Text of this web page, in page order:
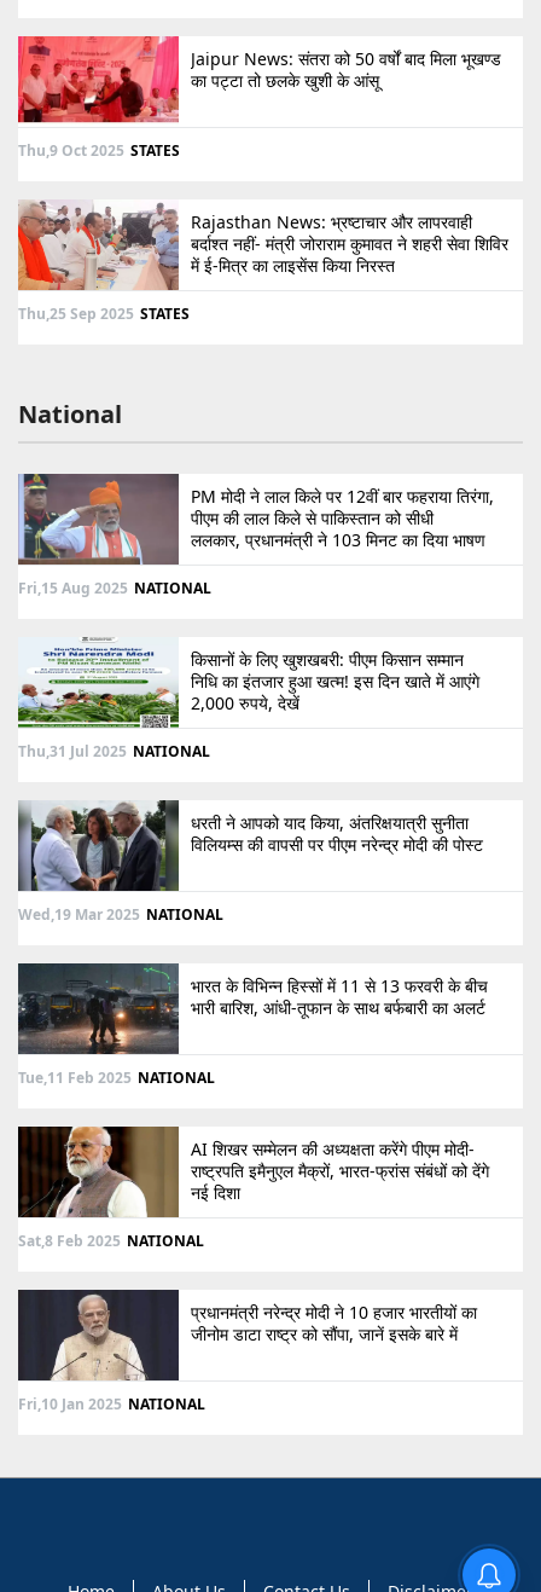
Jaipur News: संतरा को 50 वर्षों बाद मिला भूखण्ड
का पट्टा तो छलके खुशी के आंसू
Thu,9 Oct 2025 STATES
Rajasthan News: भ्रष्टाचार और लापरवाही
बर्दाश्त नहीं- मंत्री जोराराम कुमावत ने शहरी सेवा शिविर
में ई-मित्र का लाइसेंस किया निरस्त
Thu,25 Sep 2025 STATES
National
PM मोदी ने लाल किले पर 12वीं बार फहराया तिरंगा,
पीएम की लाल किले से पाकिस्तान को सीधी
ललकार, प्रधानमंत्री ने 103 मिनट का दिया भाषण
Fri,15 Aug 2025 NATIONAL
किसानों के लिए खुशखबरी: पीएम किसान सम्मान
निधि का इंतजार हुआ खत्म! इस दिन खाते में आएंगे
2,000 रुपये, देखें
Thu,31 Jul 2025 NATIONAL
धरती ने आपको याद किया, अंतरिक्षयात्री सुनीता
विलियम्स की वापसी पर पीएम नरेन्द्र मोदी की पोस्ट
Wed,19 Mar 2025 NATIONAL
भारत के विभिन्न हिस्सों में 11 से 13 फरवरी के बीच
भारी बारिश, आंधी-तूफान के साथ बर्फबारी का अलर्ट
Tue,11 Feb 2025 NATIONAL
AI शिखर सम्मेलन की अध्यक्षता करेंगे पीएम मोदी-
राष्ट्रपति इमैनुएल मैक्रों, भारत-फ्रांस संबंधों को देंगे
नई दिशा
Sat,8 Feb 2025 NATIONAL
प्रधानमंत्री नरेन्द्र मोदी ने 10 हजार भारतीयों का
जीनोम डाटा राष्ट्र को सौंपा, जानें इसके बारे में
Fri,10 Jan 2025 NATIONAL